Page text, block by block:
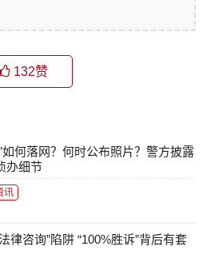
132赞
如何落网？何时公布照片？警方披露
办细节
讯
律咨询”陷阱 “100%胜诉”背后有套